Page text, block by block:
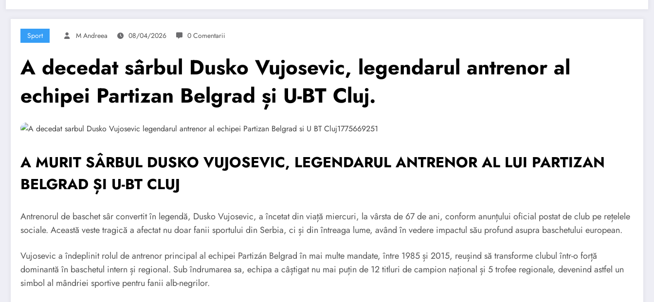
Sport M Andreea 08/04/2026 0 Comentarii
A decedat sârbul Dusko Vujosevic, legendarul antrenor al
echipei Partizan Belgrad și U-BT Cluj.
A MURIT SÂRBUL DUSKO VUJOSEVIC, LEGENDARUL ANTRENOR AL LUI PARTIZAN
BELGRAD ȘI U-BT CLUJ
Antrenorul de baschet sâr convertit în legendă, Dusko Vujosevic, a încetat din viață miercuri, la vârsta de 67 de ani, conform anunțului oficial postat de club pe rețelele
sociale. Această veste tragică a afectat nu doar fanii sportului din Serbia, ci și din întreaga lume, având în vedere impactul său profund asupra baschetului european.
Vujosevic a îndeplinit rolul de antrenor principal al echipei Partizán Belgrad în mai multe mandate, între 1985 și 2015, reușind să transforme clubul într-o forță
dominantă în baschetul intern și regional. Sub îndrumarea sa, echipa a câștigat nu mai puțin de 12 titluri de campion național și 5 trofee regionale, devenind astfel un
simbol al mândriei sportive pentru fanii alb-negrilor.